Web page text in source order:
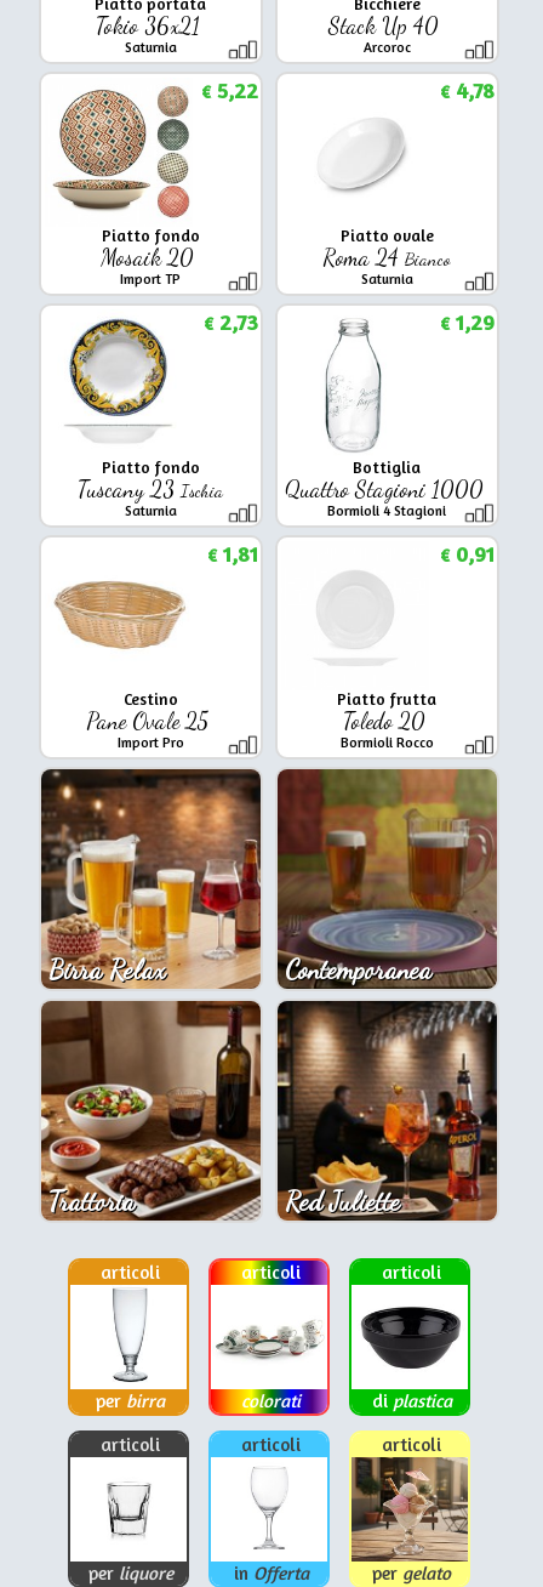
Tokio 36x21
Saturnia
Stack Up 40
Arcoroc
Piatto fondo
Mosaik 20
Import TP
€5,22
Piatto ovale
Roma 24Bianco
Saturnia
€4,78
Piatto fondo
Tuscany 23 Ischia
Saturnia
€2,73
Bottiglia
Quattro Stagioni 1000
Bormioli 4 Stagioni
€1,29
Cestino
Pane Ovale 25
Import Pro
€1,81
Piatto frutta
Toledo 20
Bormioli Rocco
€0,91
Birra Relax Contemporanea
Trattoria Red Juliette
articoli
per birra
articoli
colorati
articoli
di plastica
articoli
per liquore
articoli
in Offerta
articoli
per gelato